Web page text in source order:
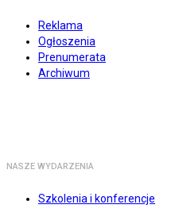
Reklama
Ogłoszenia
Prenumerata
Archiwum
NASZE WYDARZENIA
Szkolenia i konferencje